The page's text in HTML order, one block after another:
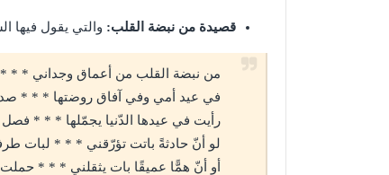
قصيدة من نبضة القلب: والتي يقول فيها
من نبضة القلب من أعماق وجداني * * *
في عيد أمي وفي آفاق روضتها * * *
رأيت في عيدها الدّنيا يجمّلها * * *
لو أنّ حادثةً باتت تؤرّقني * * * لبات
أو أنّ همًّا عميقًا بات يثقلني * * *